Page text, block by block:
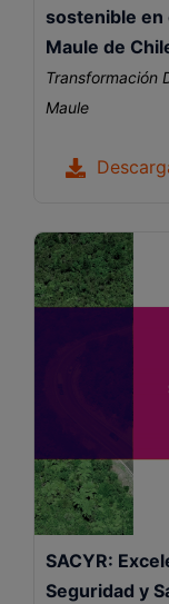
sostenible en
Maule de
Transformación
Maule
SACYR:
Seguridad y